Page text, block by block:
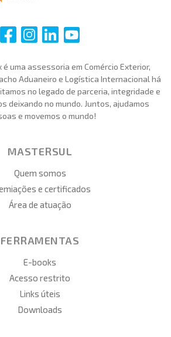
i i i i
uma assessoria em Comércio Exterior,
Aduaneiro e Logística Internacional há
no legado de parceria, integridade e
deixando no mundo. Juntos, ajudamos
e movemos o mundo!
MASTERSUL
Quem somos
e certificados
Área de atuação
FERRAMENTAS
E-books
Acesso restrito
Links úteis
Downloads